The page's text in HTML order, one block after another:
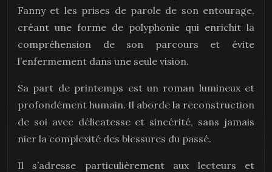
Fanny et les prises de parole de son entourage,
créant une forme de polyphonie qui enrichit la
compréhension de son parcours et évite
l’enfermement dans une seule vision.
Sa part de printemps est un roman lumineux et
profondément humain. Il aborde la reconstruction
de soi avec délicatesse et sincérité, sans jamais
nier la complexité des blessures du passé.
Il s’adresse particulièrement aux lecteurs et